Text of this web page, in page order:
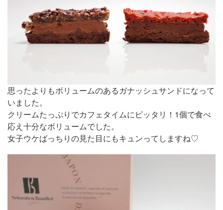
思ったよりもボリュームのあるガナッシュサンドになって
いました。
クリームたっぷりでカフェタイムにピッタリ！1個で食べ
応え十分なボリュームでした。
女子ウケばっちりの見た目にもキュンってしますね♡